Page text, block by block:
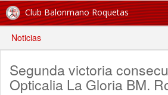
Club Balonmano Roquetas
Noticias
Segunda victoria
Opticalia La Gloria BM.